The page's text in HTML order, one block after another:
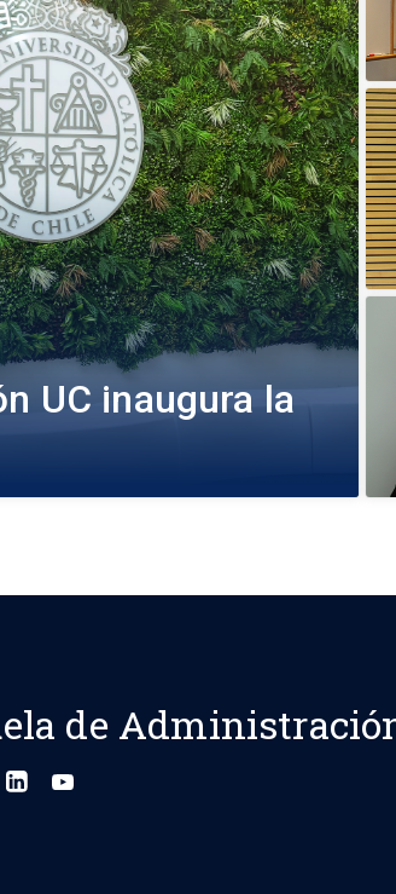
UC inaugura la
de